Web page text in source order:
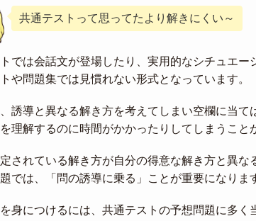
共通テストって思ってたより解きにくい～
では会話文が登場したり、実用的なシチュエー
や問題集では見慣れない形式となっています。
誘導と異なる解き方を考えてしまい空欄に当て
理解するのに時間がかかったりしてしまうこと
されている解き方が自分の得意な解き方と異な
では、「問の誘導に乗る」ことが重要になりま
身につけるには、共通テストの予想問題に多く